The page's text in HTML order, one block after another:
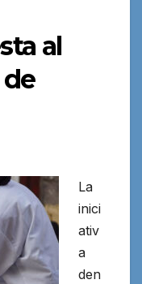
al
La
inici
ativ
a
den